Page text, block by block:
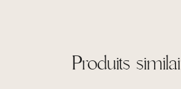
Produits